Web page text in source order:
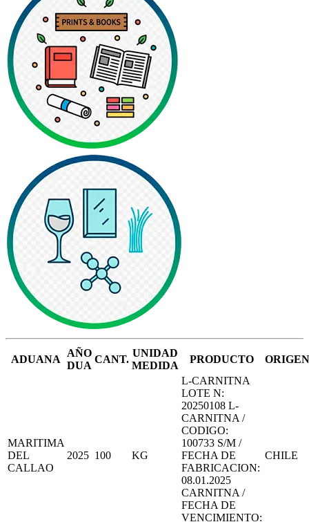
ADUANA
AÑO
DUA
CANT.
UNIDAD
MEDIDA
PRODUCTO ORIGEN
MARITIMA
DEL
CALLAO
2025 100 KG
L-CARNITNA
LOTE N:
20250108 L-
CARNITNA /
CODIGO:
100733 S/M /
FECHA DE
FABRICACION:
08.01.2025
CARNITNA /
FECHA DE
VENCIMIENTO:
CHILE